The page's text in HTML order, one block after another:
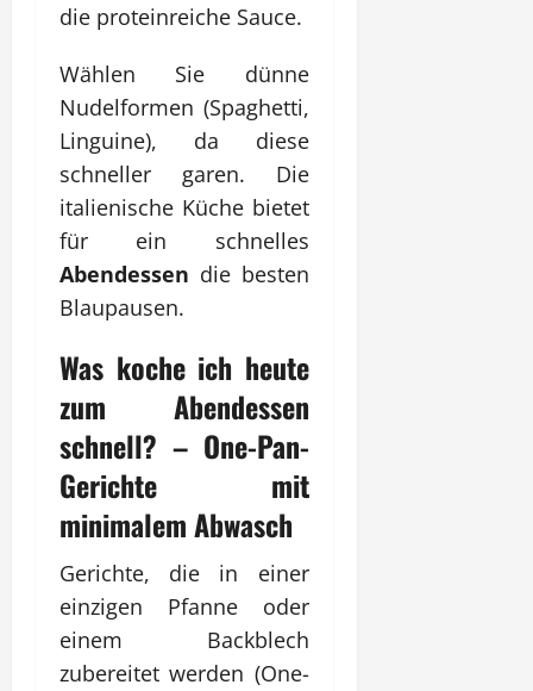
die proteinreiche Sauce.
Wählen Sie dünne
Nudelformen (Spaghetti,
Linguine), da diese
schneller garen. Die
italienische Küche bietet
für ein schnelles
Abendessen die besten
Blaupausen.
Was koche ich heute
zum Abendessen
schnell? – One-Pan-
Gerichte mit
minimalem Abwasch
Gerichte, die in einer
einzigen Pfanne oder
einem Backblech
zubereitet werden (One-